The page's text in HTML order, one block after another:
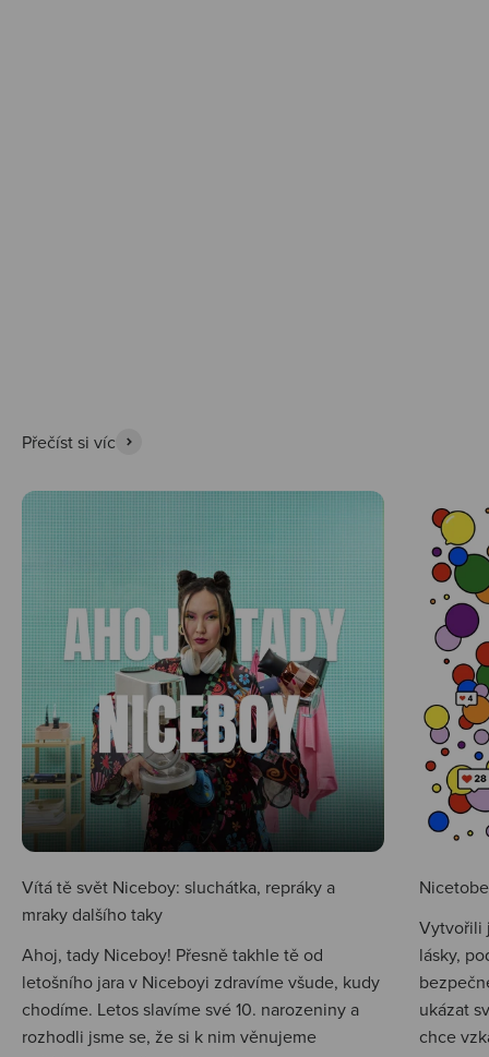
Přečíst si víc
Vítá tě svět Niceboy: sluchátka, repráky a
mraky dalšího taky
Ahoj, tady Niceboy! Přesně takhle tě od
letošního jara v Niceboyi zdravíme všude, kudy
chodíme. Letos slavíme své 10. narozeniny a
rozhodli jsme se, že si k nim věnujeme
Vytvořili
lásky,
ukázat
chce